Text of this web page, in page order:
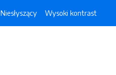
Niesłyszący Wysoki kontrast